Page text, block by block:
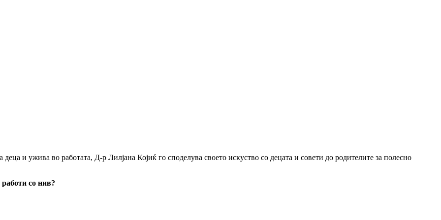
и ужива во работата, Д-р Лилјана Којиќ го споделува своето искуство со децата и совети до родителите за полесно
со нив?